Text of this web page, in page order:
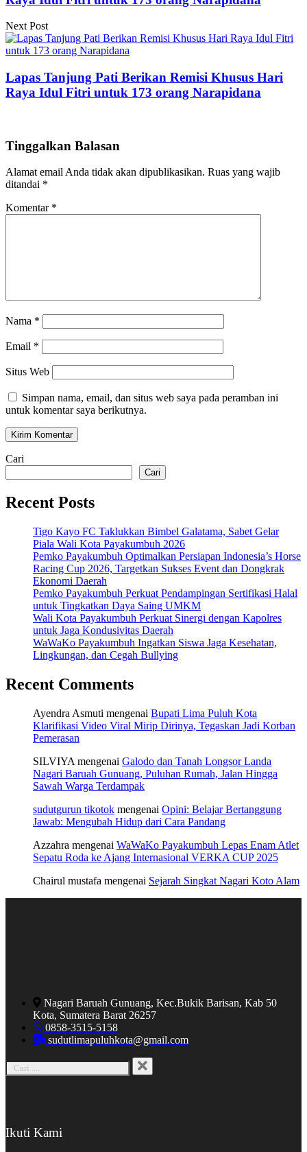
Next Post
Lapas Tanjung Pati Berikan Remisi Khusus Hari
Raya Idul Fitri untuk 173 orang Narapidana
Tinggalkan Balasan
Alamat email Anda tidak akan dipublikasikan. Ruas yang wajib
ditandai *
Komentar *
Nama *
Email *
Situs Web
Simpan nama, email, dan situs web saya pada peramban ini
untuk komentar saya berikutnya.
Cari
Cari
Recent Posts
Tigo Kayo FC Taklukkan Bimbel Galatama, Sabet Gelar
Piala Wali Kota Payakumbuh 2026
Pemko Payakumbuh Optimalkan Persiapan Indonesia’s Horse
Racing Cup 2026, Targetkan Sukses Event dan Dongkrak
Ekonomi Daerah
Pemko Payakumbuh Perkuat Pendampingan Sertifikasi Halal
untuk Tingkatkan Daya Saing UMKM
Wali Kota Payakumbuh Perkuat Sinergi dengan Kapolres
untuk Jaga Kondusivitas Daerah
WaWaKo Payakumbuh Ingatkan Siswa Jaga Kesehatan,
Lingkungan, dan Cegah Bullying
Recent Comments
Ayendra Asmuti mengenai Bupati Lima Puluh Kota
Klarifikasi Video Viral Mirip Dirinya, Tegaskan Jadi Korban
Pemerasan
SILVIYA mengenai Galodo dan Tanah Longsor Landa
Nagari Baruah Gunuang, Puluhan Rumah, Jalan Hingga
Sawah Warga Terdampak
sudutgurun tikotok mengenai Opini: Belajar Bertanggung
Jawab: Mengubah Hidup dari Cara Pandang
Azzahra mengenai WaWaKo Payakumbuh Lepas Enam Atlet
Sepatu Roda ke Ajang Internasional VERKA CUP 2025
Chairul mustafa mengenai Sejarah Singkat Nagari Koto Alam
Nagari Baruah Gunuang, Kec.Bukik Barisan, Kab 50
Kota, Sumatera Barat 26257
0858-3515-5158
sudutlimapuluhkota@gmail.com
Ikuti Kami